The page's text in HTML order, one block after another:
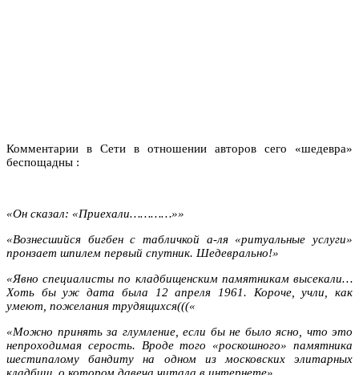
Комментарии в Сети в отношении авторов сего «шедевра»
беспощадны :
«Он сказал: «Приехали…………»»
«Вознесшийся бигбен с табличкой а-ля «ритуальные услуги»
пронзает шпилем первый спутник. Шедеврально!»
«Явно специалисты по кладбищенским памятникам высекали…
Хоть бы уж дата была 12 апреля 1961. Короче, учли, как
умеют, пожелания трудящихся(((«
«Можно принять за глумление, если бы не было ясно, что это
непроходимая серость. Вроде того «роскошного» памятника
шестипалому бандиту на одном из московских элитарных